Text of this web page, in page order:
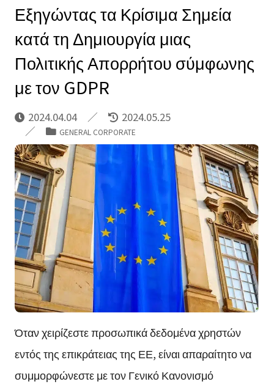
Εξηγώντας τα Κρίσιμα Σημεία
κατά τη Δημιουργία μιας
Πολιτικής Απορρήτου σύμφωνης
με τον GDPR
2024.04.04 2024.05.25
GENERAL CORPORATE
Όταν χειρίζεστε προσωπικά δεδομένα χρηστών
εντός της επικράτειας της ΕΕ, είναι απαραίτητο να
συμμορφώνεστε με τον Γενικό Κανονισμό